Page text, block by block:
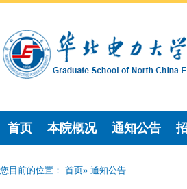
首页 本院概况 通知公告
您目前的位置： 首页» 通知公告